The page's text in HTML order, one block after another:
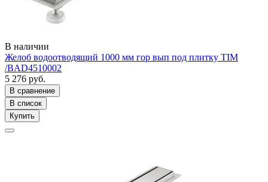
В наличии
Желоб водоотводящий 1000 мм гор вып под плитку TIM
/BAD4510002
5 276 руб.
В сравнение
В список
Купить